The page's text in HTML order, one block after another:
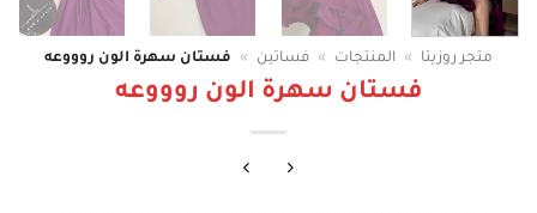
متجر روزيتا » المنتجات » فساتين » فستان سهرة الون روووعه
فستان سهرة الون روووعه